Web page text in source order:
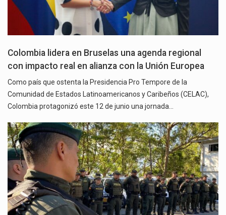
Colombia lidera en Bruselas una agenda regional
con impacto real en alianza con la Unión Europea
Como país que ostenta la Presidencia Pro Tempore de la
Comunidad de Estados Latinoamericanos y Caribeños (CELAC),
Colombia protagonizó este 12 de junio una jornada…